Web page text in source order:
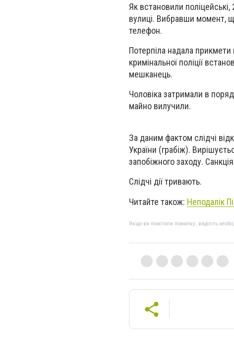
Як встановили
вулиці. Вибравши момент,
телефон.
Потерпіла надала
кримінальної поліції
мешканець.
Чоловіка затримали в
майно вилучили.
За даним фактом слідчі
України (грабіж).
запобіжного заходу.
Слідчі дії тривають.
Читайте також: Неподалік
Якщо ви помітили помилку, виділіть